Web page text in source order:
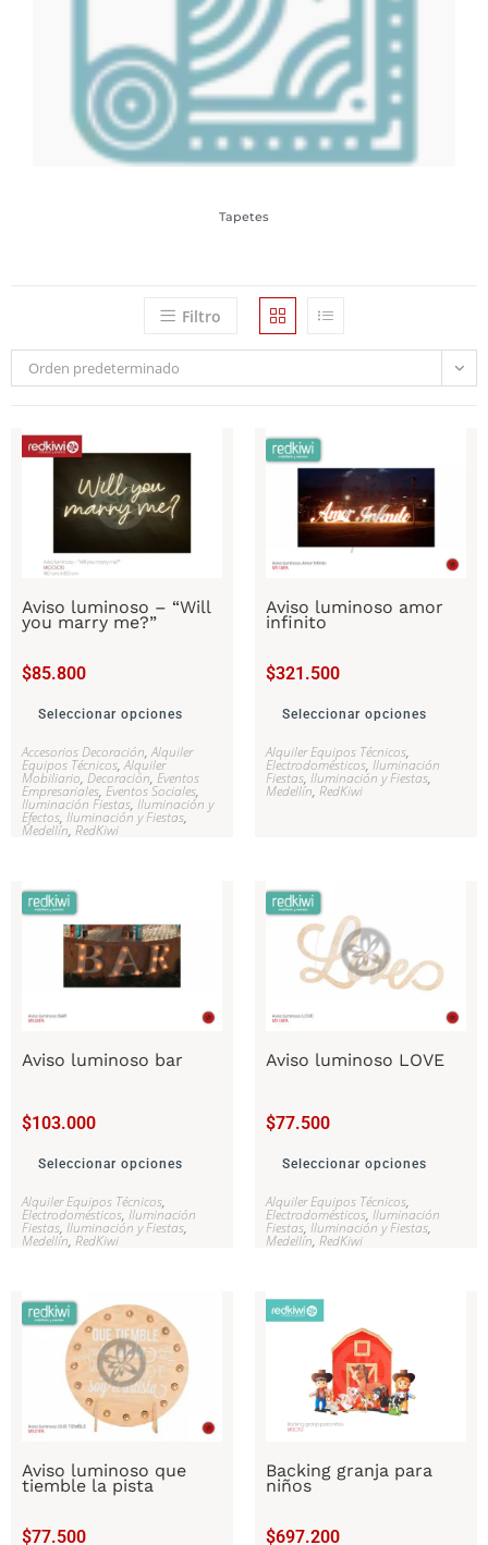
Tapetes
Filtro
Orden predeterminado
Aviso luminoso – “Will
you marry me?”
$85.800
Seleccionar opciones
Accesorios Decoración,Alquiler
Equipos Técnicos,Alquiler
Mobiliario, Decoración, Eventos
Empresariales, Eventos Sociales,
Iluminación Fiestas, Iluminación y
Efectos, Iluminación y Fiestas,
Medellín, RedKiwi
Aviso luminoso amor
infinito
$321.500
Seleccionar opciones
Alquiler Equipos Técnicos,
Electrodomésticos, Iluminación
Fiestas, Iluminación y Fiestas,
Medellín, RedKiwi
Aviso luminoso bar
$103.000
Seleccionar opciones
Alquiler Equipos Técnicos,
Electrodomésticos, Iluminación
Fiestas, Iluminación y Fiestas,
Medellín, RedKiwi
Aviso luminoso LOVE
$77.500
Seleccionar opciones
Alquiler Equipos Técnicos,
Electrodomésticos, Iluminación
Fiestas, Iluminación y Fiestas,
Medellín, RedKiwi
Aviso luminoso que
tiemble la pista
$77.500
Backing granja para
niños
$697.200